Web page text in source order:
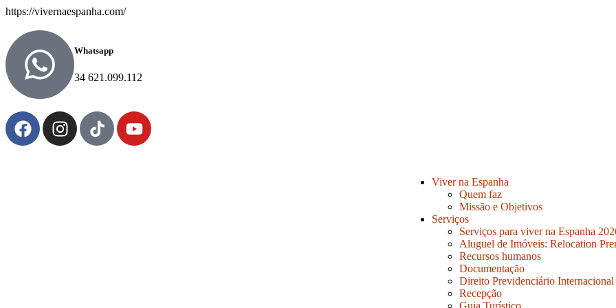
https://vivernaespanha.com/
Whatsapp
34 621.099.112
Viver na Espanha
Quem faz
Missão e Objetivos
Serviços
Serviços para viver na Espanha
Aluguel de Imóveis: Relocation
Recursos humanos
Documentação
Direito Previdenciário Internacional
Recepção
Guia Turístico